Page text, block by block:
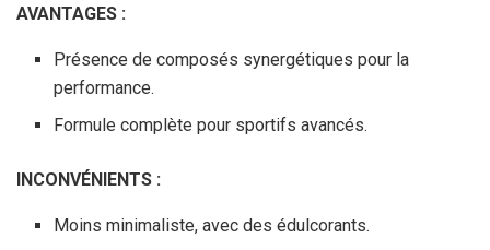
AVANTAGES :
Présence de composés synergétiques pour la
performance.
Formule complète pour sportifs avancés.
INCONVÉNIENTS :
Moins minimaliste, avec des édulcorants.